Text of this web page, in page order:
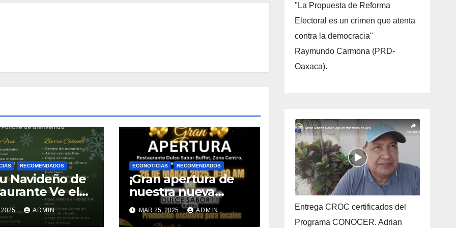
RECOMENDADOS
Navideño de
Ve el
Santa Cruz
2025 ADMIN
ECONOTICIAS RECOMENDADOS
¡Gran apertura de
nuestra nueva
sucursal Dulce
Sabor Buffet!
MAR 25, 2025 ADMIN
"La Propuesta de Reforma
Electoral es un crimen que atenta
contra la democracia"
Raymundo Carmona (PRD-
Oaxaca).
Entrega CROC certificados del
Programa CONOCER. Adrian